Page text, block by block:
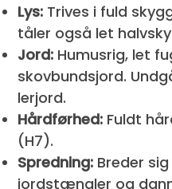
Lys: Trives i fuld
tåler også let
Jord: Humusrig, let
skovbundsjord.
lerjord.
Hårdførhed: Fuldt
(H7).
Spredning: Breder
jordstængler og